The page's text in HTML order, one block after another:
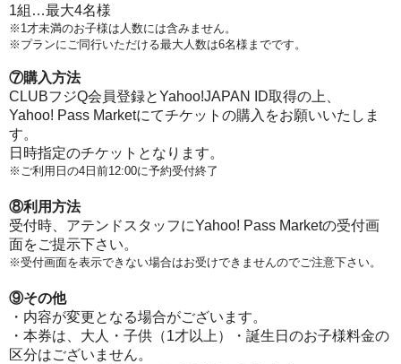
1組…最大4名様
※1才未満のお子様は人数には含みません。
※プランにご同行いただける最大人数は6名様までです。
⑦購入方法
CLUBフジQ会員登録とYahoo!JAPAN ID取得の上、
Yahoo! Pass Marketにてチケットの購入をお願いいたしま
す。
日時指定のチケットとなります。
※ご利用日の4日前12:00に予約受付終了
⑧利用方法
受付時、アテンドスタッフにYahoo! Pass Marketの受付画
面をご提示下さい。
※受付画面を表示できない場合はお受けできませんのでご注意下さい。
⑨その他
・内容が変更となる場合がございます。
・本券は、大人・子供（1才以上）・誕生日のお子様料金の
区分はございません。